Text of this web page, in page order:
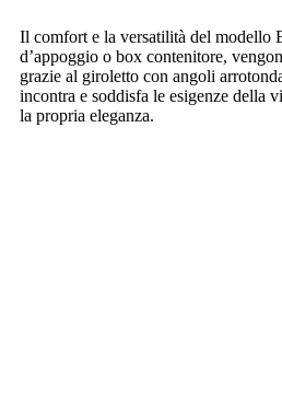
Il comfort e la versatilità del modello
d’appoggio o box contenitore,
grazie al giroletto con angoli
incontra e soddisfa le esigenze della
la propria eleganza.